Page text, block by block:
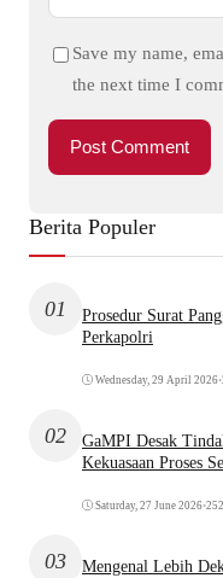
Save my name,
the next time I
Berita Populer
01
Prosedur Surat
Perkapolri
Wednesday, 29 April 2026•
02
GaMPI Desak
Kekuasaan Proses
Saturday, 27 June 2026•
03
Mengenal Lebih